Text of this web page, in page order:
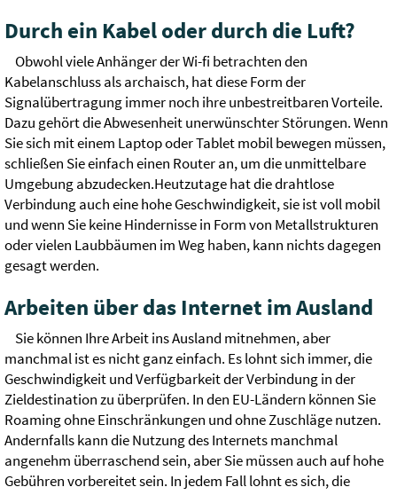
Durch ein Kabel oder durch die Luft?
Obwohl viele Anhänger der Wi-fi betrachten den
Kabelanschluss als archaisch, hat diese Form der
Signalübertragung immer noch ihre unbestreitbaren Vorteile.
Dazu gehört die Abwesenheit unerwünschter Störungen. Wenn
Sie sich mit einem Laptop oder Tablet mobil bewegen müssen,
schließen Sie einfach einen Router an, um die unmittelbare
Umgebung abzudecken.Heutzutage hat die drahtlose
Verbindung auch eine hohe Geschwindigkeit, sie ist voll mobil
und wenn Sie keine Hindernisse in Form von Metallstrukturen
oder vielen Laubbäumen im Weg haben, kann nichts dagegen
gesagt werden.
Arbeiten über das Internet im Ausland
Sie können Ihre Arbeit ins Ausland mitnehmen, aber
manchmal ist es nicht ganz einfach. Es lohnt sich immer, die
Geschwindigkeit und Verfügbarkeit der Verbindung in der
Zieldestination zu überprüfen. In den EU-Ländern können Sie
Roaming ohne Einschränkungen und ohne Zuschläge nutzen.
Andernfalls kann die Nutzung des Internets manchmal
angenehm überraschend sein, aber Sie müssen auch auf hohe
Gebühren vorbereitet sein. In jedem Fall lohnt es sich, die